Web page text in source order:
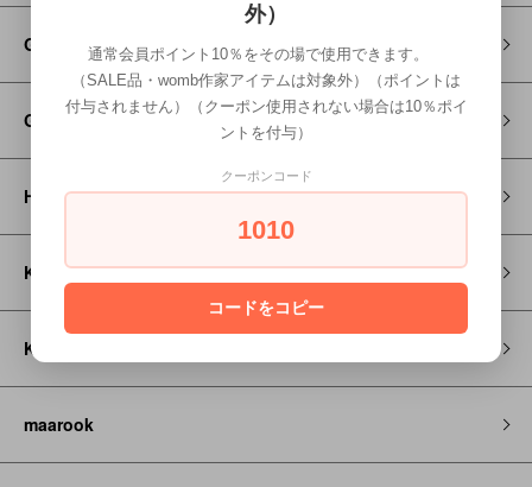
GRAMICCI
GROOVY COLORS
HOSO
KAPITAL
KEEN
maarook
外）
通常会員ポイント10％をその場で使用できます。
（SALE品・womb作家アイテムは対象外）（ポイントは
付与されません）（クーポン使用されない場合は10％ポイ
ントを付与）
クーポンコード
1010
コードをコピー